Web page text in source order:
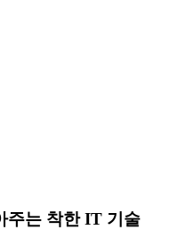
주는 착한 IT 기술